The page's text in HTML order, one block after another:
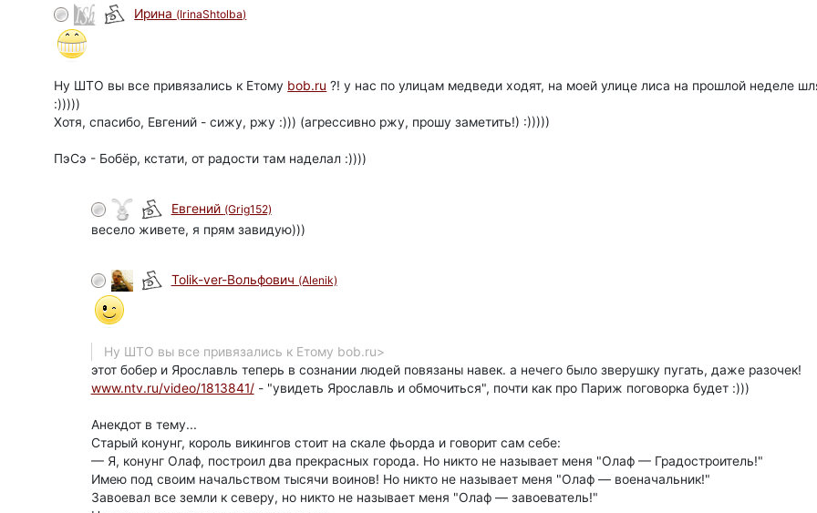
Ирина (IrinaShtolba)
Ну ШТО вы все привязались к Етому bob.ru ?! у нас по улицам медведи ходят, на моей улице лиса на прошлой неделе
:)))))
Хотя, спасибо, Евгений - сижу, ржу :))) (агрессивно ржу, прошу заметить!) :)))))
ПэСэ - Бобёр, кстати, от радости там наделал :))))
Евгений (Grig152)
весело живете, я прям завидую)))
Tolik-ver-Вольфович (Alenik)
Ну ШТО вы все привязались к Етому bob.ru>
этот бобер и Ярославль теперь в сознании людей повязаны навек. а нечего было зверушку пугать, даже разочек!
www.ntv.ru/video/1813841/- "увидеть Ярославль и обмочиться", почти как про Париж поговорка будет :)))
Анекдот в тему...
Старый конунг, король викингов стоит на скале фьорда и говорит сам себе:
— Я, конунг Олаф, построил два прекрасных города. Но никто не называет меня "Олаф — Градостроитель!"
Имею под своим начальством тысячи воинов! Но никто не называет меня "Олаф — военачальник!"
Завоевал все земли к северу, но никто не называет меня "Олаф — завоеватель!"